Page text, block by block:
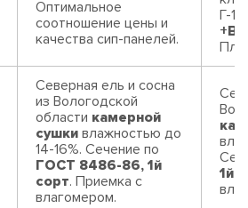
Оптимальное
соотношение цены и
качества сип-панелей.
Г-1
Северная ель и сосна
из Вологодской
области камерной
сушки влажностью до
14-16%. Сечение по
ГОСТ 8486-86, 1й
сорт. Приемка с
влагомером.
1й